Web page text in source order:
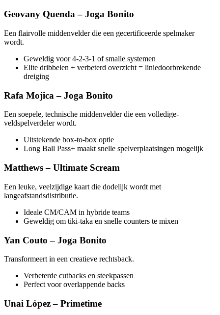
Geovany Quenda – Joga Bonito
Een flairvolle middenvelder die een gecertificeerde spelmaker
wordt.
Geweldig voor 4-2-3-1 of smalle systemen
Elite dribbelen + verbeterd overzicht = liniedoorbrekende
dreiging
Rafa Mojica – Joga Bonito
Een soepele, technische middenvelder die een volledige-
veldspelverdeler wordt.
Uitstekende box-to-box optie
Long Ball Pass+ maakt snelle spelverplaatsingen mogelijk
Matthews – Ultimate Scream
Een leuke, veelzijdige kaart die dodelijk wordt met
langeafstandsdistributie.
Ideale CM/CAM in hybride teams
Geweldig om tiki-taka en snelle counters te mixen
Yan Couto – Joga Bonito
Transformeert in een creatieve rechtsback.
Verbeterde cutbacks en steekpassen
Perfect voor overlappende backs
Unai López – Primetime